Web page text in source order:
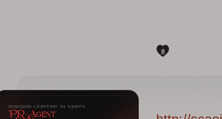
0
поведаю сплетню за крюге
PR-Agent